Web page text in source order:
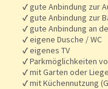
✓gute Anbindung zur
✓gute Anbindung zur
✓gute Anbindung an
✓eigene Dusche / WC
✓eigenes TV
✓Parkmöglichkeiten
✓mit Garten oder
✓mit Küchennutzung